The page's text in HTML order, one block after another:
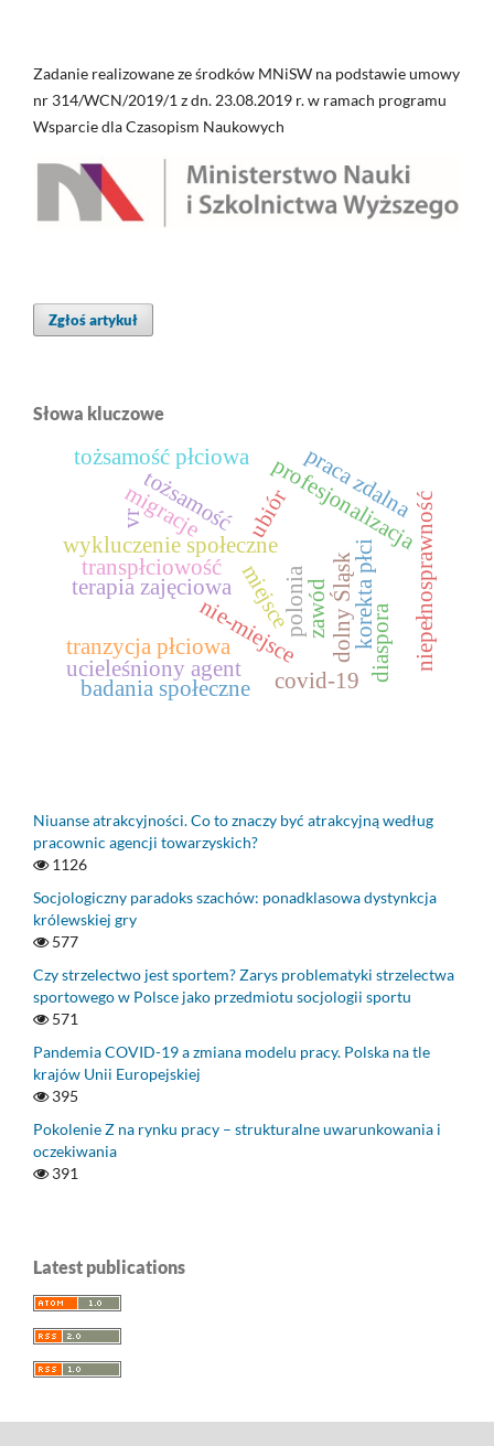
Zadanie realizowane ze środków MNiSW na podstawie umowy
nr 314/WCN/2019/1 z dn. 23.08.2019 r. w ramach programu
Wsparcie dla Czasopism Naukowych
Zgłoś artykuł
Słowa kluczowe
profesjonalizacja
zawód
terapia zajęciowa
wykluczenie społeczne niepełnosprawność
miejsce
nie-miejsce dolny Śląsk
transpłciowość
tożsamość
tożsamość płciowa
tranzycja płciowa korekta płci
migracje
diaspora
polonia
praca zdalna
covid-19
ubiór
vr
ucieleśniony agent
badania społeczne
Niuanse atrakcyjności. Co to znaczy być atrakcyjną według
pracownic agencji towarzyskich?
1126
Socjologiczny paradoks szachów: ponadklasowa dystynkcja
królewskiej gry
577
Czy strzelectwo jest sportem? Zarys problematyki strzelectwa
sportowego w Polsce jako przedmiotu socjologii sportu
571
Pandemia COVID-19 a zmiana modelu pracy. Polska na tle
krajów Unii Europejskiej
395
Pokolenie Z na rynku pracy – strukturalne uwarunkowania i
oczekiwania
391
Latest publications